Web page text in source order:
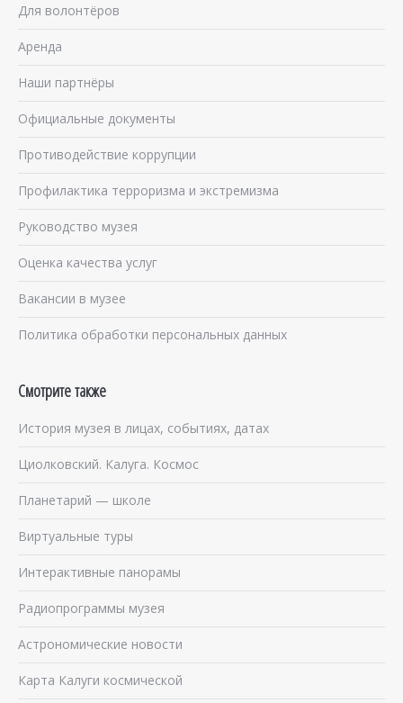
Для волонтёров
Аренда
Наши партнёры
Официальные документы
Противодействие коррупции
Профилактика терроризма и экстремизма
Руководство музея
Оценка качества услуг
Вакансии в музее
Политика обработки персональных данных
Смотрите также
История музея в лицах, событиях, датах
Циолковский. Калуга. Космос
Планетарий — школе
Виртуальные туры
Интерактивные панорамы
Радиопрограммы музея
Астрономические новости
Карта Калуги космической